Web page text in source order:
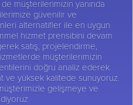
müşterilerimizin yanında
güvenilir ve
alternatifler ile en uygun
hizmet prensibini devam
satış, projelendirme,
müşterilerimizin
doğru analiz ederek
ve yüksek kalitede sunuyoruz.
gelişmeye ve